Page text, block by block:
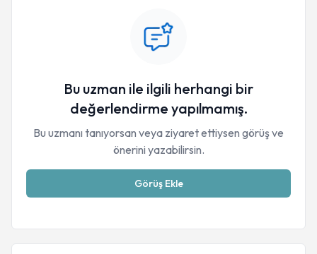
Eğitimi -Prof. Pskiyatr. Dr. Vamık
Bu uzman ile ilgili herhangi bir
değerlendirme yapılmamış.
Bu uzmanı tanıyorsan veya ziyaret ettiysen görüş ve
önerini yazabilirsin.
Görüş Ekle